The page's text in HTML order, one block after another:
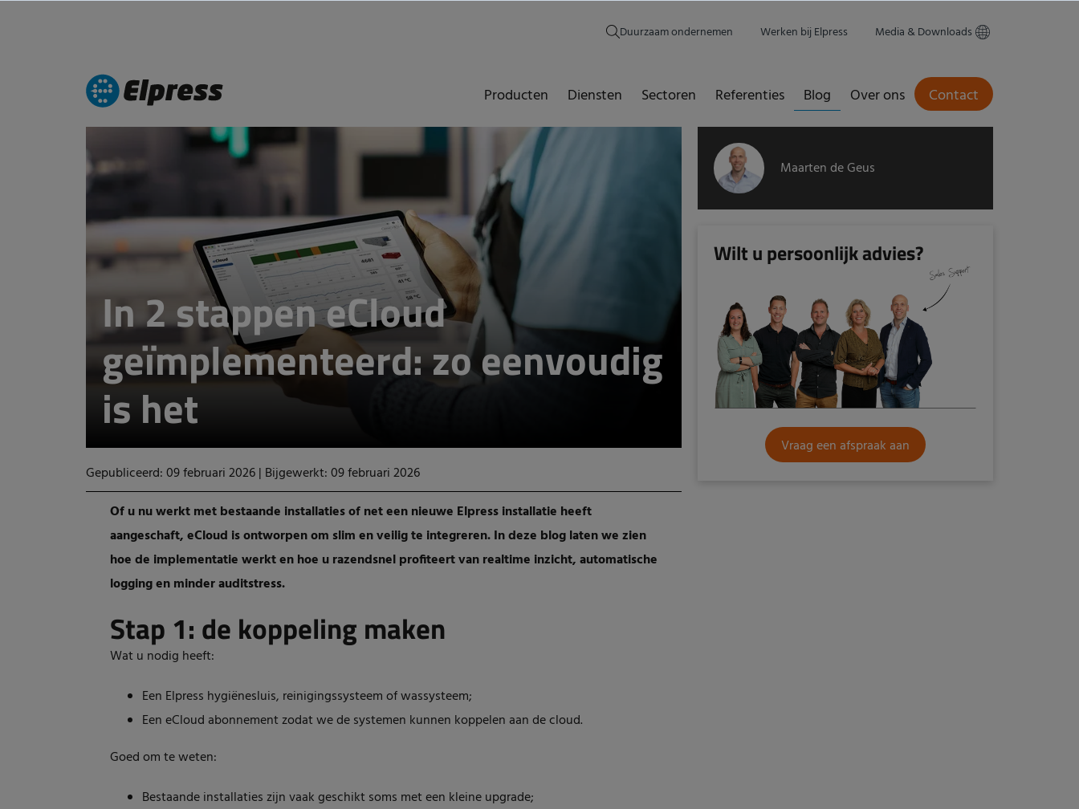
Duurzaam ondernemen Werken bij Elpress Media & Downloads
Producten Diensten Sectoren Referenties Blog Over ons Contact
In 2 stappen eCloud
geïmplementeerd: zo eenvoudig
is het
Gepubliceerd: 09 februari 2026| Bijgewerkt: 09 februari 2026
Of u nu werkt met bestaande installaties of net een nieuwe Elpress installatie heeft
aangeschaft, eCloud is ontworpen om slim en veilig te integreren. In deze blog laten we zien
hoe de implementatie werkt en hoe u razendsnel profiteert van realtime inzicht, automatische
logging en minder auditstress.
Stap 1: de koppeling maken
Wat u nodig heeft:
Een Elpress hygiënesluis, reinigingssysteem of wassysteem;
Een eCloud abonnement zodat we de systemen kunnen koppelen aan de cloud.
Goed om te weten:
Bestaande installaties zijn vaak geschikt soms met een kleine upgrade;
Maarten de Geus
Wilt u persoonlijk advies?
Vraag een afspraak aan